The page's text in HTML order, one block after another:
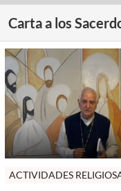
Carta a los
ACTIVIDADES